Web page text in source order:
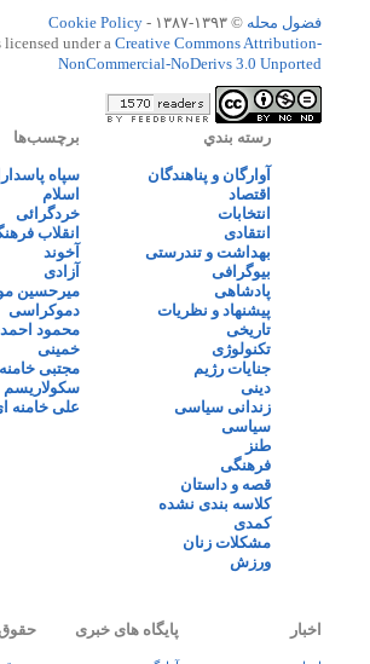
فضول محله © ۱۳۹۳-۱۳۸۷ -
Cookie Policy
under a Creative Commons Attribution-
NonCommercial-NoDerivs 3.0 Unported
رسته بندي
آوارگان و پناهندگان
اقتصاد
انتخابات
انتقادی
بهداشت و تندرستی
بیوگرافی
پادشاهی
پیشنهاد و نظریات
تاریخی
تکنولوژی
جنایات رژیم
دینی
زندانی سیاسی
سیاسی
طنز
فرهنگی
قصه و داستان
کلاسه بندی نشده
کمدی
مشکلات زنان
ورزش
برچسب‌ها
سپاه
اسلام
خردگرائی
انقلاب
آخوند
آزادی
میرحسین
دموکراسی
محمود
خمینی
مجتبی
سکولاریسم
علی خامنه
اخبار پایگاه های خبری حقوق